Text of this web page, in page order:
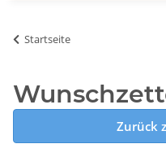
Startseite
Zurück